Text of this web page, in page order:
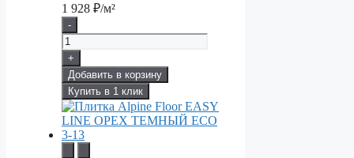
1 928 ₽/м²
-
+
Добавить в корзину
Купить в 1 клик